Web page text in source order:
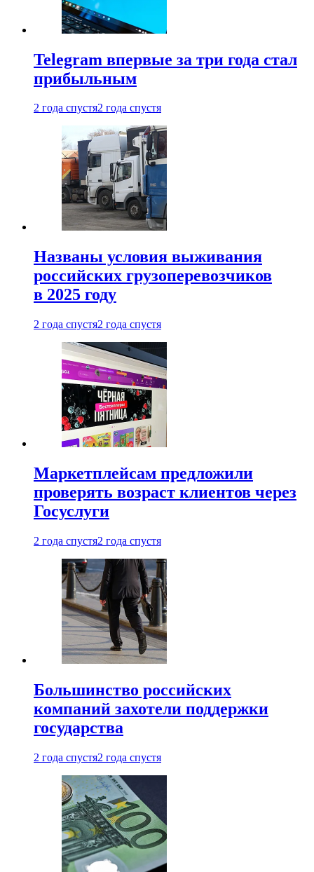
Telegram впервые за три года стал
прибыльным
2 года спустя2 года спустя
Названы условия выживания
российских грузоперевозчиков
в 2025 году
2 года спустя2 года спустя
Маркетплейсам предложили
проверять возраст клиентов через
Госуслуги
2 года спустя2 года спустя
Большинство российских
компаний захотели поддержки
государства
2 года спустя2 года спустя